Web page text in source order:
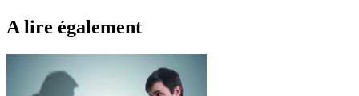
A lire également